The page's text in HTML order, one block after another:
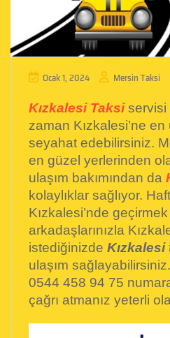
Ocak 1, 2024 Mersin Taksi
Kızkalesi Taksiservisi
zaman Kızkalesi’ne
seyahat edebilirsiniz.
en güzel yerlerinden
ulaşım bakımından da
kolaylıklar sağlıyor.
Kızkalesi’nde
arkadaşlarınızla
istediğinizde Kızkalesi
ulaşım
0544 458 94 75
çağrı atmanız yeterli